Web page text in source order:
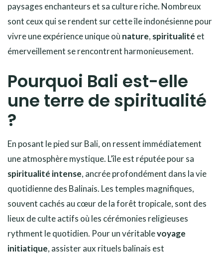
paysages enchanteurs et sa culture riche. Nombreux
sont ceux qui se rendent sur cette île indonésienne pour
vivre une expérience unique où nature, spiritualité et
émerveillement se rencontrent harmonieusement.
Pourquoi Bali est-elle
une terre de spiritualité
?
En posant le pied sur Bali, on ressent immédiatement
une atmosphère mystique. L’île est réputée pour sa
spiritualité intense, ancrée profondément dans la vie
quotidienne des Balinais. Les temples magnifiques,
souvent cachés au cœur de la forêt tropicale, sont des
lieux de culte actifs où les cérémonies religieuses
rythment le quotidien. Pour un véritablevoyage
initiatique, assister aux rituels balinais est